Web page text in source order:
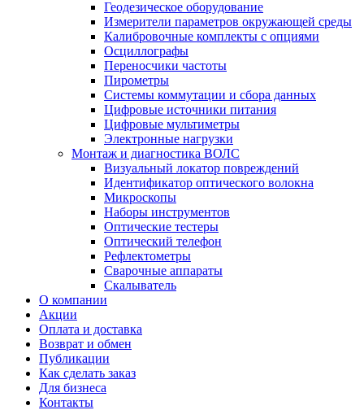
Геодезическое оборудование
Измерители параметров окружающей среды
Калибровочные комплекты с опциями
Осциллографы
Переносчики частоты
Пирометры
Системы коммутации и сбора данных
Цифровые источники питания
Цифровые мультиметры
Электронные нагрузки
Монтаж и диагностика ВОЛС
Визуальный локатор повреждений
Идентификатор оптического волокна
Микроскопы
Наборы инструментов
Оптические тестеры
Оптический телефон
Рефлектометры
Сварочные аппараты
Скалыватель
О компании
Акции
Оплата и доставка
Возврат и обмен
Публикации
Как сделать заказ
Для бизнеса
Контакты